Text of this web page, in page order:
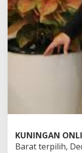
KUNINGAN
Barat terpilih,